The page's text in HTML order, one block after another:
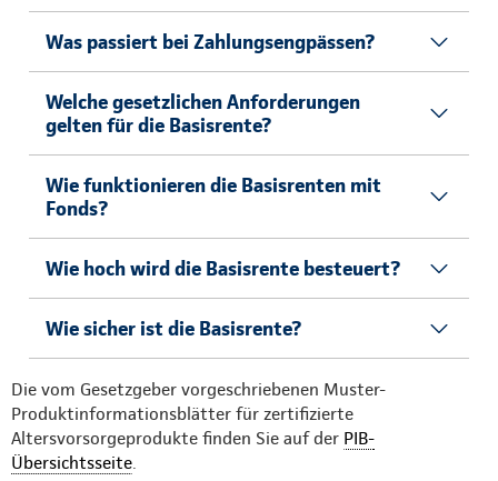
Was passiert bei Zahlungsengpässen?
Welche gesetzlichen Anforderungen
gelten für die Basisrente?
Wie funktionieren die Basisrenten mit
Fonds?
Wie hoch wird die Basisrente besteuert?
Wie sicher ist die Basisrente?
Die vom Gesetzgeber vorgeschriebenen Muster-
Produktinformationsblätter für zertifizierte
Altersvorsorgeprodukte finden Sie auf der PIB-
Übersichtsseite.